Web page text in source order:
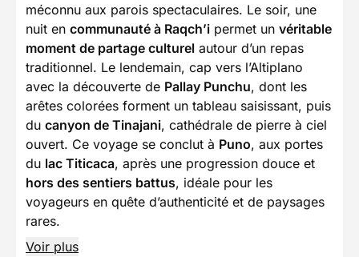
méconnu aux parois spectaculaires. Le soir, une
nuit en communauté à Raqch’i permet un véritable
moment de partage culturel autour d’un repas
traditionnel. Le lendemain, cap vers l’Altiplano
avec la découverte de Pallay Punchu, dont les
arêtes colorées forment un tableau saisissant, puis
du canyon de Tinajani, cathédrale de pierre à ciel
ouvert. Ce voyage se conclut à Puno, aux portes
du lac Titicaca, après une progression douce et
hors des sentiers battus, idéale pour les
voyageurs en quête d’authenticité et de paysages
rares.
Voir plus